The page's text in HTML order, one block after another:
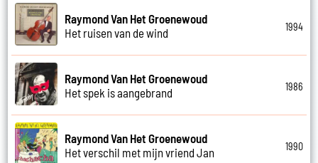
Raymond Van Het Groenewoud
Het ruisen van de wind
1994
Raymond Van Het Groenewoud
Het spek is aangebrand
1986
Raymond Van Het Groenewoud
Het verschil met mijn vriend Jan
1990